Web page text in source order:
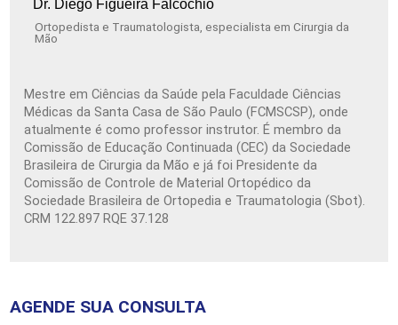
Dr. Diego Figueira Falcochio
Ortopedista e Traumatologista, especialista em Cirurgia da
Mão
Mestre em Ciências da Saúde pela Faculdade Ciências
Médicas da Santa Casa de São Paulo (FCMSCSP), onde
atualmente é como professor instrutor. É membro da
Comissão de Educação Continuada (CEC) da Sociedade
Brasileira de Cirurgia da Mão e já foi Presidente da
Comissão de Controle de Material Ortopédico da
Sociedade Brasileira de Ortopedia e Traumatologia (Sbot).
CRM 122.897 RQE 37.128
AGENDE SUA CONSULTA